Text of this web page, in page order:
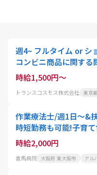
週4~ フルタイム or シ
コンビニ商品に関す
時給1,500円～
トランスコスモス株式会社 東京
作業療法士/週1日～&
時短勤務も可能!子育
採用強化中
時給2,000円
喜馬病院 大阪府 東大阪市 アル